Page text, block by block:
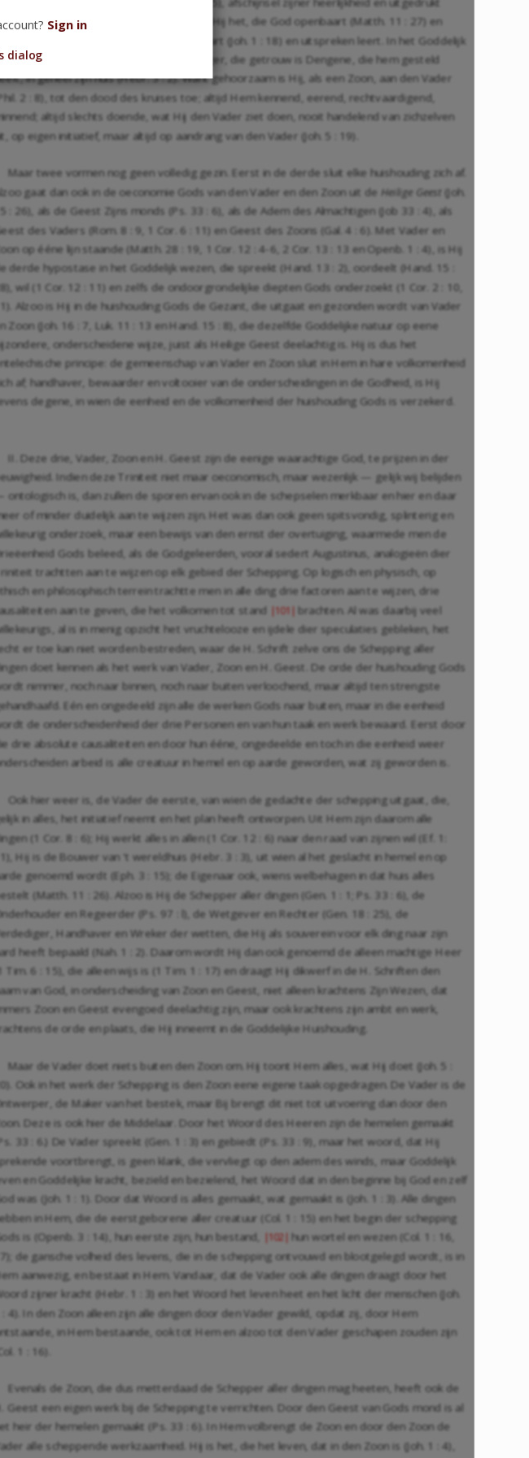
Sign in
dialog
zijner zelfstandigheid (Hebr. 1 : 3), is Hij het, die God openbaart (Matth. 11 : 27) en
doet zien (Joh. 14 : 9), zijn Naam ons Verklaart (Joh. 1 : 18) en uitspreken leert. In het Goddelijk
heeft Hij de taak van Huisverzorger, die getrouw is Dengene, die hem gesteld
in geheel zijn huis (Hebr. 3 : 2). Want gehoorzaam is Hij, als een Zoon, aan den Vader
2 : 8), tot den dood des kruises toe; altijd Hem kennend, eerend, rechtvaardigend,
altijd slechts doende, wat Hij den Vader ziet doen, nooit handelend van zichzelven
op eigen initiatief, maar altijd op aandrang van den Vader (Joh. 5 : 19).
Maar twee vormen nog geen volledig gezin. Eerst in de derde sluit elke huishouding zich af.
gaat dan ook in de oeconomie Gods van den Vader en den Zoon uit de Heilige Geest (Joh.
: 26), als de Geest Zijns monds (Ps. 33 : 6), als de Adem des Almachtigen (Job 33 : 4), als
des Vaders (Rom. 8 : 9, 1 Cor. 6 : 11) en Geest des Zoons (Gal. 4 : 6). Met Vader en
op ééne lijn staande (Matth. 28 : 19, 1 Cor. 12 : 4-6, 2 Cor. 13 : 13 en Openb. 1 : 4), is Hij
derde hypostase in het Goddelijk wezen, die spreekt (Hand. 13 : 2), oordeelt (Hand. 15 :
wil (1 Cor. 12 : 11) en zelfs de ondoorgrondelijke diepten Gods onderzoekt (1 Cor. 2 : 10,
Alzoo is Hij in de huishouding Gods de Gezant, die uitgaat en gezonden wordt van Vader
Zoon (Joh. 16 : 7, Luk. 11 : 13 en Hand. 15 : 8), die dezelfde Goddelijke natuur op eene
onderscheidene wijze, juist als Heilige Geest deelachtig is. Hij is dus het
principe: de gemeenschap van Vader en Zoon sluit in Hem in hare volkomenheid
af; handhaver, bewaarder en voltooier van de onderscheidingen in de Godheid, is Hij
degene, in wien de eenheid en de volkomenheid der huishouding Gods is verzekerd.
II. Deze drie, Vader, Zoon en H. Geest zijn de eenige waarachtige God, te prijzen in der
Indien deze Triniteit niet maar oeconomisch, maar wezenlijk — gelijk wij belijden
— ontologisch is, dan zullen de sporen ervan ook in de schepselen merkbaar en hier en daar
of minder duidelijk aan te wijzen zijn. Het was dan ook geen spitsvondig, splinterig en
onderzoek, maar een bewijs van den ernst der overtuiging, waarmede men de
Gods beleed, als de Godgeleerden, vooral sedert Augustinus, analogieën dier
trachtten aan te wijzen op elk gebied der Schepping. Op logisch en physisch, op
en philosophisch terrein trachtte men in alle ding drie factoren aan te wijzen, drie
aan te geven, die het volkomen tot stand
|101| brachten. Al was daarbij veel
al is in menig opzicht het vruchtelooze en ijdele dier speculaties gebleken, het
er toe kan niet worden bestreden, waar de H. Schrift zelve ons de Schepping aller
doet kennen als het werk van Vader, Zoon en H. Geest. De orde der huishouding Gods
nimmer, noch naar binnen, noch naar buiten verloochend, maar altijd ten strengste
Eén en ongedeeld zijn alle de werken Gods naar buiten, maar in die eenheid
de onderscheidenheid der drie Personen en van hun taak en werk bewaard. Eerst door
drie absolute causaliteiten en door hun ééne, ongedeelde en toch in die eenheid weer
arbeid is alle creatuur in hemel en op aarde geworden, wat zij geworden is.
Ook hier weer is, de Vader de eerste, van wien de gedachte der schepping uitgaat, die,
in alles, het initiatief neemt en het plan heeft ontworpen. Uit Hem zijn daarom alle
(1 Cor. 8 : 6); Hij werkt alles in allen (1 Cor. 12 : 6) naar den raad van zijnen wil (Ef. 1:
Hij is de Bouwer van 't wereldhuis (Hebr. 3 : 3), uit wien al het geslacht in hemel en op
genoemd wordt (Eph. 3 : 15); de Eigenaar ook, wiens welbehagen in dat huis alles
(Matth. 11 : 26). Alzoo is Hij de Schepper aller dingen (Gen. 1 : 1; Ps. 33 : 6), de
en Regeerder (Ps. 97 : l), de Wetgever en Rechter (Gen. 18 : 25), de
Handhaver en Wreker der wetten, die Hij als souverein voor elk ding naar zijn
heeft bepaald (Nah. 1 : 2). Daarom wordt Hij dan ook genoemd de alleen machtige Heer
Tim. 6 : 15), die alleen wijs is (1 Tim. 1 : 17) en draagt Hij dikwerf in de H. Schriften den
van God, in onderscheiding van Zoon en Geest, niet alleen krachtens Zijn Wezen, dat
Zoon en Geest evengoed deelachtig zijn, maar ook krachtens zijn ambt en werk,
de orde en plaats, die Hij inneemt in de Goddelijke Huishouding.
Maar de Vader doet niets buiten den Zoon om. Hij toont Hem alles, wat Hij doet (Joh. 5 :
Ook in het werk der Schepping is den Zoon eene eigene taak opgedragen. De Vader is de
de Maker van het bestek, maar Bij brengt dit niet tot uitvoering dan door den
Deze is ook hier de Middelaar. Door het Woord des Heeren zijn de hemelen gemaakt
33 : 6.) De Vader spreekt (Gen. 1 : 3) en gebiedt (Ps. 33 : 9), maar het woord, dat Hij
voortbrengt, is geen klank, die vervliegt op den adem des winds, maar Goddelijk
en Goddelijke kracht, bezield en bezielend, het Woord dat in den beginne bij God en zelf
was (Joh. 1 : 1). Door dat Woord is alles gemaakt, wat gemaakt is (Joh. 1 : 3). Alle dingen
in Hem, die de eerstgeborene aller creatuur (Col. 1 : 15) en het begin der schepping
is (Openb. 3 : 14), hun eerste zijn, hun bestand,
|102| hun wortel en wezen (Col. 1 : 16,
de gansche volheid des levens, die in de schepping ontvouwd en blootgelegd wordt, is in
aanwezig, en bestaat in Hem. Vandaar, dat de Vader ook alle dingen draagt door het
zijner kracht (Hebr. 1 : 3) en het Woord het leven heet en het licht der menschen (Joh.
: 4). In den Zoon alleen zijn alle dingen door den Vader gewild, opdat zij, door Hem
in Hem bestaande, ook tot Hem en alzoo tot den Vader geschapen zouden zijn
1 : 16).
Evenals de Zoon, die dus metterdaad de Schepper aller dingen mag heeten, heeft ook de
Geest een eigen werk bij de Schepping te verrichten. Door den Geest van Gods mond is al
heir der hemelen gemaakt (Ps. 33 : 6). In Hem volbrengt de Zoon en door den Zoon de
alle scheppende werkzaamheid. Hij is het, die het leven, dat in den Zoon is (Joh. 1 : 4),